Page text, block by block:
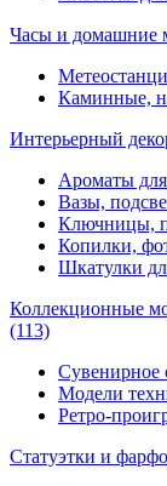
Часы и домашние
Каминные,
Интерьерный
Ароматы
Вазы,
Ключницы,
Копилки,
Шкатулки
Коллекционные
(113)
Сувенирное
Модели
Ретро-
Статуэтки и